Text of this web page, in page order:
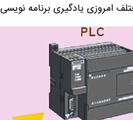
امروزی یادگیری برنامه نویسی